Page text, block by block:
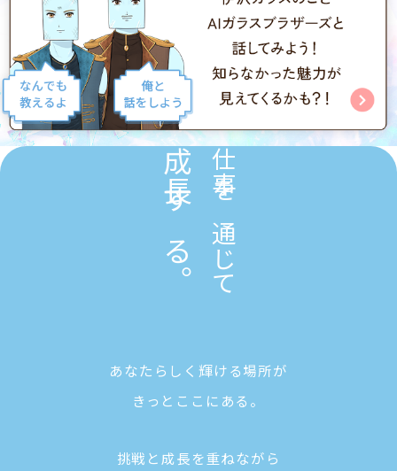
仕事を通じて
成長する。
あなたらしく輝ける場所が
きっとここにある。
挑戦と成長を重ねながら